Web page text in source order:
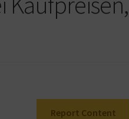
Report Content